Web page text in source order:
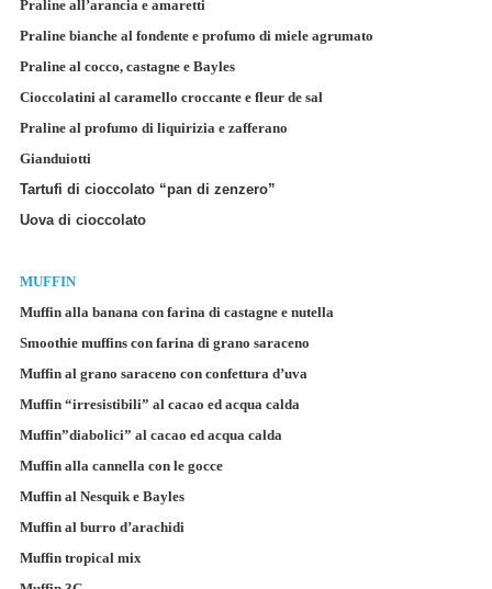
Praline all’arancia e amaretti
Praline bianche al fondente e profumo di miele agrumato
Praline al cocco, castagne e Bayles
Cioccolatini al caramello croccante e fleur de sal
Praline al profumo di liquirizia e zafferano
Gianduiotti
Tartufi di cioccolato “pan di zenzero”
Uova di cioccolato
MUFFIN
Muffin alla banana con farina di castagne e nutella
Smoothie muffins con farina di grano saraceno
Muffin al grano saraceno con confettura d’uva
Muffin “irresistibili” al cacao ed acqua calda
Muffin”diabolici” al cacao ed acqua calda
Muffin alla cannella con le gocce
Muffin al Nesquik e Bayles
Muffin al burro d’arachidi
Muffin tropical mix